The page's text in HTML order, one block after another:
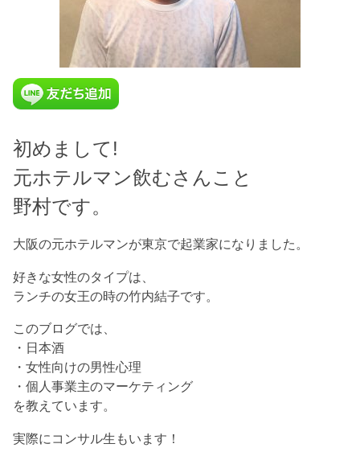
初めまして!
元ホテルマン飲むさんこと
野村です。
大阪の元ホテルマンが東京で起業家になりました。
好きな女性のタイプは、
ランチの女王の時の竹内結子です。
このブログでは、
・日本酒
・女性向けの男性心理
・個人事業主のマーケティング
を教えています。
実際にコンサル生もいます！